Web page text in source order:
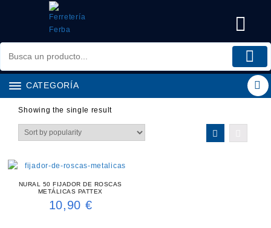
CATEGORÍA
Showing the single result
NURAL 50 FIJADOR DE ROSCAS
METÁLICAS PATTEX
10,90 €